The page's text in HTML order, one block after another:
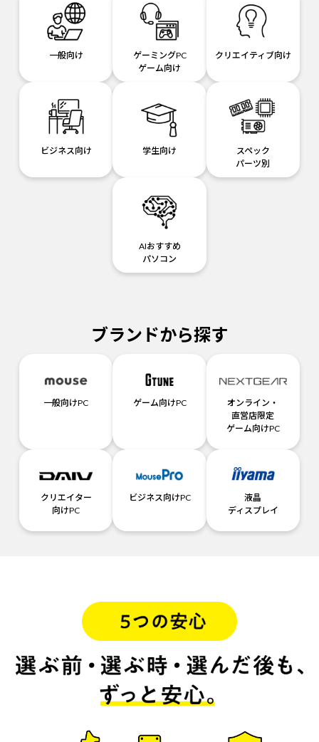
一般向け
ゲーミングPC
ゲーム向け
クリエイティブ向け
ビジネス向け 学生向け
スペック
パーツ別
AIおすすめ
パソコン
ブランドから探す
一般向けPC ゲーム向けPC
オンライン・
直営店限定
ゲーム向けPC
クリエイター
向けPC
ビジネス向けPC
液晶
ディスプレイ